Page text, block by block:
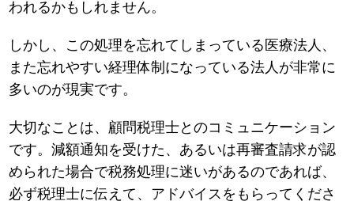
われるかもしれません。
しかし、この処理を忘れてしまっている医療法人、
また忘れやすい経理体制になっている法人が非常に
多いのが現実です。
大切なことは、顧問税理士とのコミュニケーション
です。減額通知を受けた、あるいは再審査請求が認
められた場合で税務処理に迷いがあるのであれば、
必ず税理士に伝えて、アドバイスをもらってくださ